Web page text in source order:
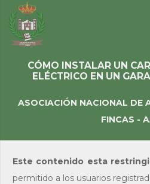
CÓMO INSTALAR UN
ELÉCTRICO EN UN
ASOCIACIÓN NACIONAL DE
FINCAS -
Este contenido esta
permitido a los usuarios